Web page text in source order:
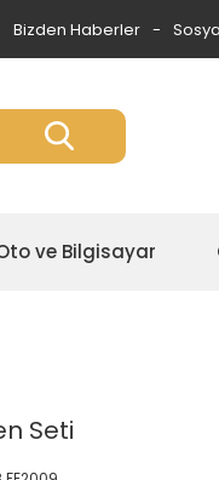
Bizden Haberler
ve Bilgisayar
Seti